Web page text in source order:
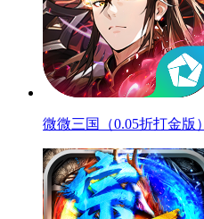
微微三国（0.05折打金版）